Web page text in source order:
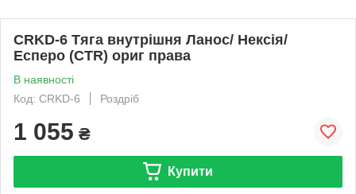
CRKD-6 Тяга внутрішня Ланос/ Нексія/
Есперо (CTR) ориг права
В наявності
Код: CRKD-6
Роздріб
1 055 ₴
Купити